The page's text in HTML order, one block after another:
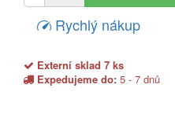
Rychlý nákup
Externí sklad 7 ks
Expedujeme do: 5 - 7 dnů